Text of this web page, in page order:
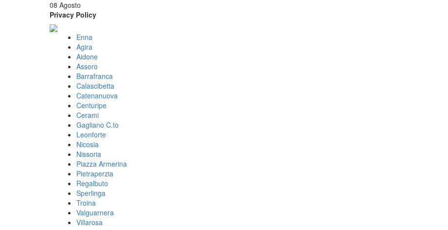
08 Agosto
Privacy Policy
Enna
Agira
Aidone
Assoro
Barrafranca
Calascibetta
Catenanuova
Centuripe
Cerami
Gagliano C.to
Leonforte
Nicosia
Nissoria
Piazza Armerina
Pietraperzia
Regalbuto
Sperlinga
Troina
Valguarnera
Villarosa